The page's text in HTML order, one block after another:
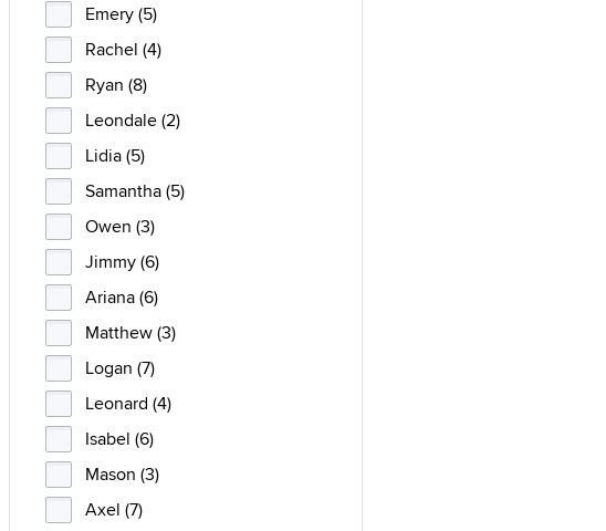
Emery (5)
Rachel (4)
Ryan (8)
Leondale (2)
Lidia (5)
Samantha (5)
Owen (3)
Jimmy (6)
Ariana (6)
Matthew (3)
Logan (7)
Leonard (4)
Isabel (6)
Mason (3)
Axel (7)